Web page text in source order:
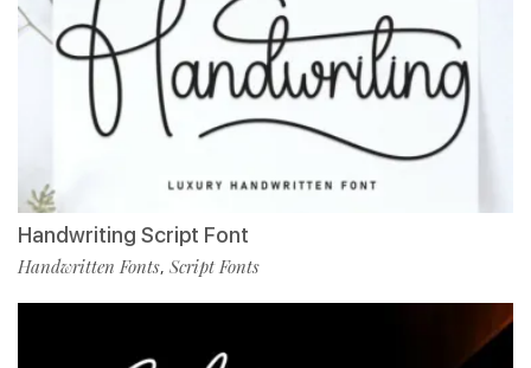
Handwriting Script Font
Handwritten Fonts, Script Fonts